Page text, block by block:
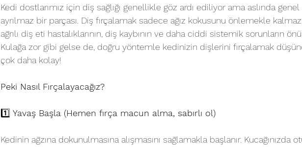
Kedi dostlarımız için diş sağlığı genellikle göz ardı ediliyor ama aslında genel
ayrılmaz bir parçası. Diş fırçalamak sadece ağız kokusunu önlemekle
ağrılı diş eti hastalıklarının, diş kaybının ve daha ciddi sistemik sorunların
Kulağa zor gibi gelse de, doğru yöntemle kedinizin dişlerini fırçalamak
çok daha kolay!
Peki Nasıl Fırçalayacağız?
1️⃣ Yavaş Başla (Hemen fırça macun alma, sabırlı ol)
Kedinin ağzına dokunulmasına alışmasını sağlamakla başlanır. Kucağınızda